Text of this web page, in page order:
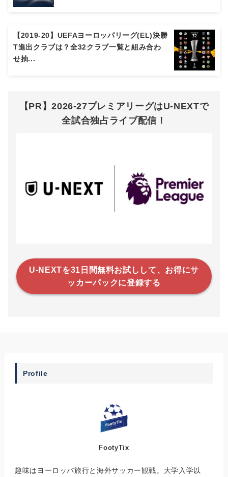
【2019-20】UEFAヨーロッパリーグ(EL)決勝
T進出クラブは？全32クラブ一覧と組み合わ
せ抽...
【PR】2026-27プレミアリーグはU-NEXTで
全試合独占ライブ配信！
U-NEXTを31日間無料お試しして、お得にサ
ッカーパックに登録する
Profile
FootyTix
趣味はヨーロッパ旅行と海外サッカー観戦。大学入学以